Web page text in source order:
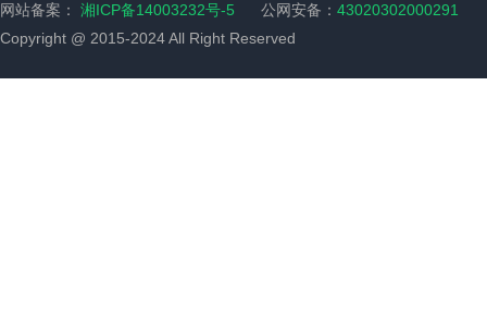
网站备案： 湘ICP备14003232号-5 公网安备： 43020302000291
Copyright @ 2015-2024 All Right Reserved